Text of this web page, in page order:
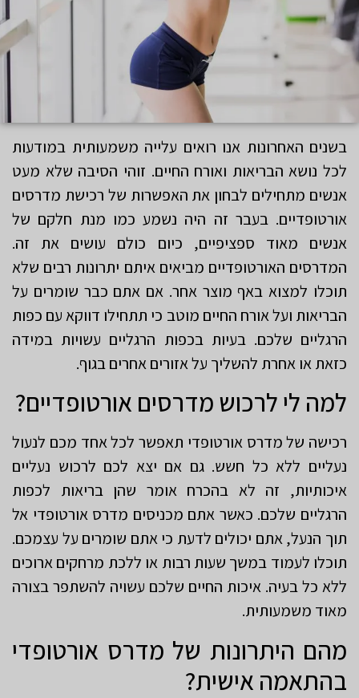
בשנים האחרונות אנו רואים עלייה משמעותית במודעות
לכל נושא הבריאות ואורח החיים. זוהי הסיבה שלא מעט
אנשים מתחילים לבחון את האפשרות של רכישת מדרסים
אורטופדיים. בעבר זה היה נשמע כמו מנת חלקם של
אנשים מאוד ספציפיים, כיום כולם עושים את זה.
המדרסים האורטופדיים מביאים איתם יתרונות רבים שלא
תוכלו למצוא באף מוצר אחר. אם אתם כבר שומרים על
הבריאות ועל אורח החיים מוטב כי תתחילו דווקא עם כפות
הרגליים שלכם. בעיות בכפות הרגליים עשויות במידה
כזאת או אחרת להשליך על אזורים אחרים בגוף.
למה לי לרכוש מדרסים אורטופדיים?
רכישה של מדרס אורטופדי תאפשר לכל אחד מכם לנעול
נעליים ללא כל חשש. גם אם יצא לכם לרכוש נעליים
איכותיות, זה לא בהכרח אומר שהן בריאות לכפות
הרגליים שלכם. כאשר אתם מכניסים מדרס אורטופדי אל
תוך הנעל, אתם יכולים לדעת כי אתם שומרים על עצמכם.
תוכלו לעמוד במשך שעות רבות או ללכת מרחקים ארוכים
ללא כל בעיה. איכות החיים שלכם עשויה להשתפר בצורה
מאוד משמעותית.
מהם היתרונות של מדרס אורטופדי
בהתאמה אישית?